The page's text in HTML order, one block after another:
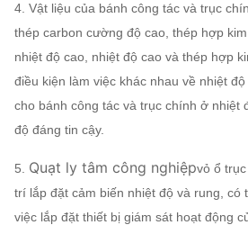
4. Vật liệu của bánh công tác và trục
thép carbon cường độ cao, thép hợp
nhiệt độ cao, nhiệt độ cao và thép hợp
điều kiện làm việc khác nhau về nhiệt
cho bánh công tác và trục chính ở nhiệt
độ đáng tin cậy.
5. Quạt ly tâm công nghiệpvỏ ổ
trí lắp đặt cảm biến nhiệt độ và rung, có
việc lắp đặt thiết bị giám sát hoạt động